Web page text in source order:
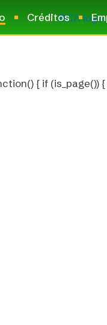
Créditos
{ if (is_page()) {